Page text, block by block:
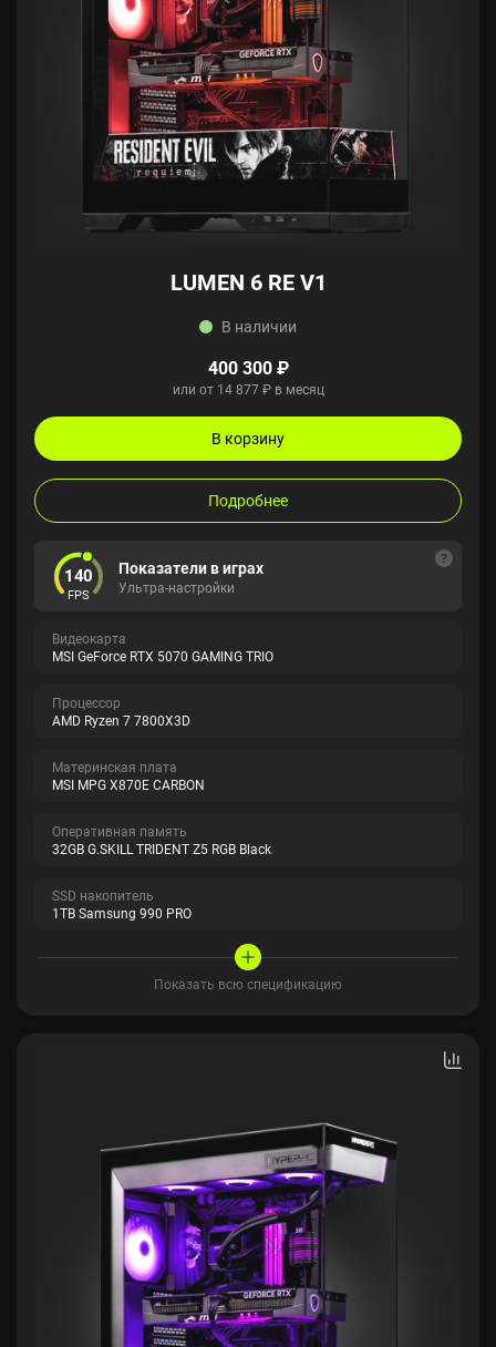
LUMEN 6 RE V1
В наличии
400 300 ₽
или от 14 877 ₽ в месяц
В корзину
Подробнее
140
FPS
Показатели в играх
Ультра-настройки
Видеокарта
MSI GeForce RTX 5070 GAMING TRIO
Процессор
AMD Ryzen 7 7800X3D
Материнская плата
MSI MPG X870E CARBON
Оперативная память
32GB G.SKILL TRIDENT Z5 RGB Black
SSD накопитель
1TB Samsung 990 PRO
Показать всю спецификацию